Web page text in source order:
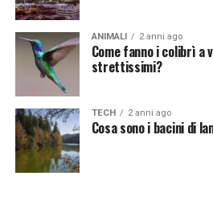
ANIMALI 2 anni ago
Come fanno i colibrì a
strettissimi?
TECH 2 anni ago
Cosa sono i bacini di